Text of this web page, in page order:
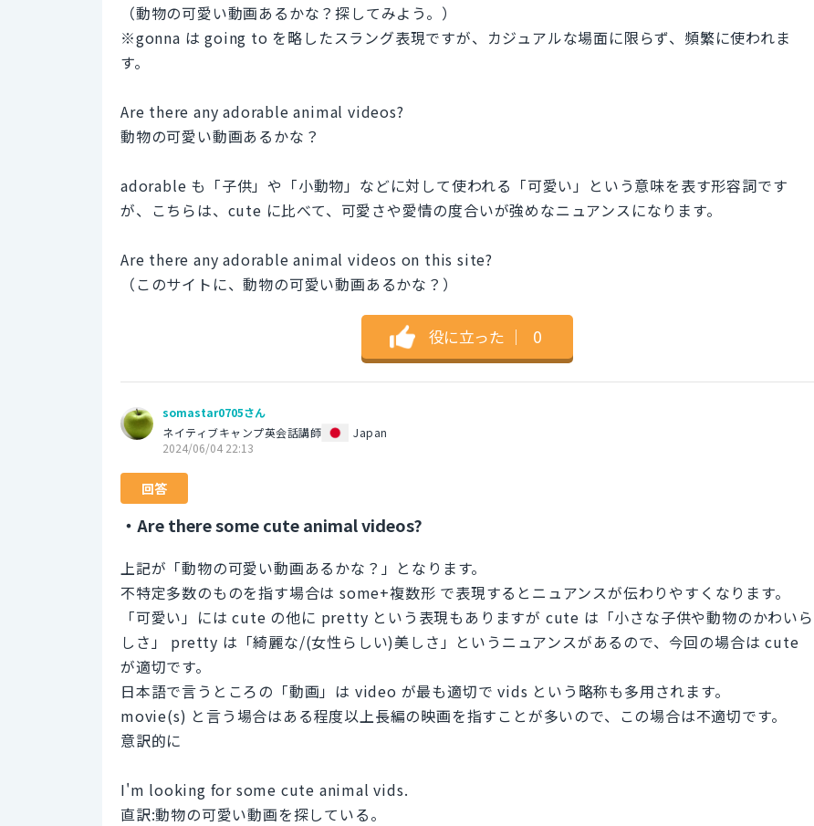
（動物の可愛い動画あるかな？探してみよう。）
※gonna は going to を略したスラング表現ですが、カジュアルな場面に限らず、頻繁に使われま
す。
Are there any adorable animal videos?
動物の可愛い動画あるかな？
adorable も「子供」や「小動物」などに対して使われる「可愛い」という意味を表す形容詞です
が、こちらは、cute に比べて、可愛さや愛情の度合いが強めなニュアンスになります。
Are there any adorable animal videos on this site?
（このサイトに、動物の可愛い動画あるかな？）
役に立った ｜ 0
somastar0705さん
ネイティブキャンプ英会話講師
Japan
2024/06/04 22:13
回答
・Are there some cute animal videos?
上記が「動物の可愛い動画あるかな？」となります。
不特定多数のものを指す場合は some+複数形 で表現するとニュアンスが伝わりやすくなります。
「可愛い」には cute の他に pretty という表現もありますが cute は「小さな子供や動物のかわいら
しさ」 pretty は「綺麗な/(女性らしい)美しさ」というニュアンスがあるので、今回の場合は cute
が適切です。
日本語で言うところの「動画」は video が最も適切で vids という略称も多用されます。
movie(s) と言う場合はある程度以上長編の映画を指すことが多いので、この場合は不適切です。
意訳的に
I'm looking for some cute animal vids.
直訳:動物の可愛い動画を探している。